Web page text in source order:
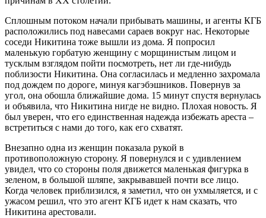
Сплошным потоком начали прибывать машины, и агенты КГБ
расположились под навесами сараев вокруг нас. Некоторые
соседи Никитина тоже вышли из дома. Я попросил
маленькую горбатую женщину с морщинистым лицом и
тусклым взглядом пойти посмотреть, нет ли где-нибудь
поблизости Никитина. Она согласилась и медленно захромала
под дождем по дороге, минуя кагэбэшников. Повернув за
угол, она обошла ближайшие дома. 15 минут спустя вернулась
и объявила, что Никитина нигде не видно. Плохая новость. Я
был уверен, что его единственная надежда избежать ареста –
встретиться с нами до того, как его схватят.
Внезапно одна из женщин показала рукой в
противоположную сторону. Я повернулся и с удивлением
увидел, что со стороны поля движется маленькая фигурка в
зеленом, в большой шляпе, закрывавшей почти все лицо.
Когда человек приблизился, я заметил, что он ухмыляется, и с
ужасом решил, что это агент КГБ идет к нам сказать, что
Никитина арестовали.